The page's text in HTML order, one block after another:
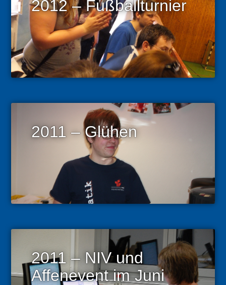
2012 – Fußballturnier
2011 – Glühen
2011 – NIV und
Affenevent im Juni